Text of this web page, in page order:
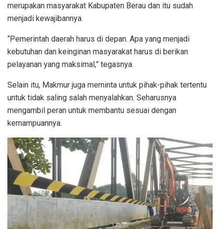
merupakan masyarakat Kabupaten Berau dan itu sudah
menjadi kewajibannya.
“Pemerintah daerah harus di depan. Apa yang menjadi
kebutuhan dan keinginan masyarakat harus di berikan
pelayanan yang maksimal,” tegasnya.
Selain itu, Makmur juga meminta untuk pihak-pihak tertentu
untuk tidak saling salah menyalahkan. Seharusnya
mengambil peran untuk membantu sesuai dengan
kemampuannya.